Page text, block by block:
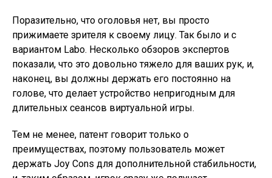
Поразительно, что оголовья нет, вы просто
прижимаете зрителя к своему лицу. Так было и с
вариантом Labo. Несколько обзоров экспертов
показали, что это довольно тяжело для ваших рук, и,
наконец, вы должны держать его постоянно на
голове, что делает устройство непригодным для
длительных сеансов виртуальной игры.
Тем не менее, патент говорит только о
преимуществах, поэтому пользователь может
держать Joy Cons для дополнительной стабильности,